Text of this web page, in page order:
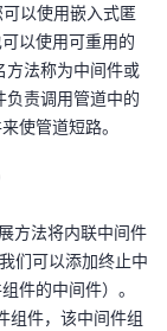
可以使用嵌入式匿
以使用可重用的
方法称为中间件或
负责调用管道中的
使管道短路。
方法将内联中间件
们可以添加终止中
件的中间件）。
组件，该中间件组